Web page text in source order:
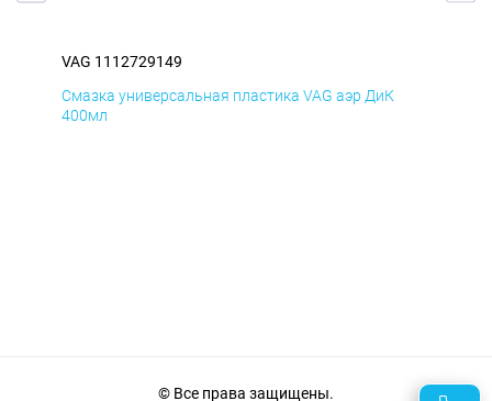
VAG 1112729149
Смазка универсальная пластика VAG аэр ДиК
400мл
© Все права защищены.